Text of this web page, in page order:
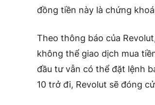
đồng tiền này là chứng
Theo thông báo của
không thể giao dịch mua
đầu tư vẫn có thể đặt lệnh
10 trở đi, Revolut sẽ đóng